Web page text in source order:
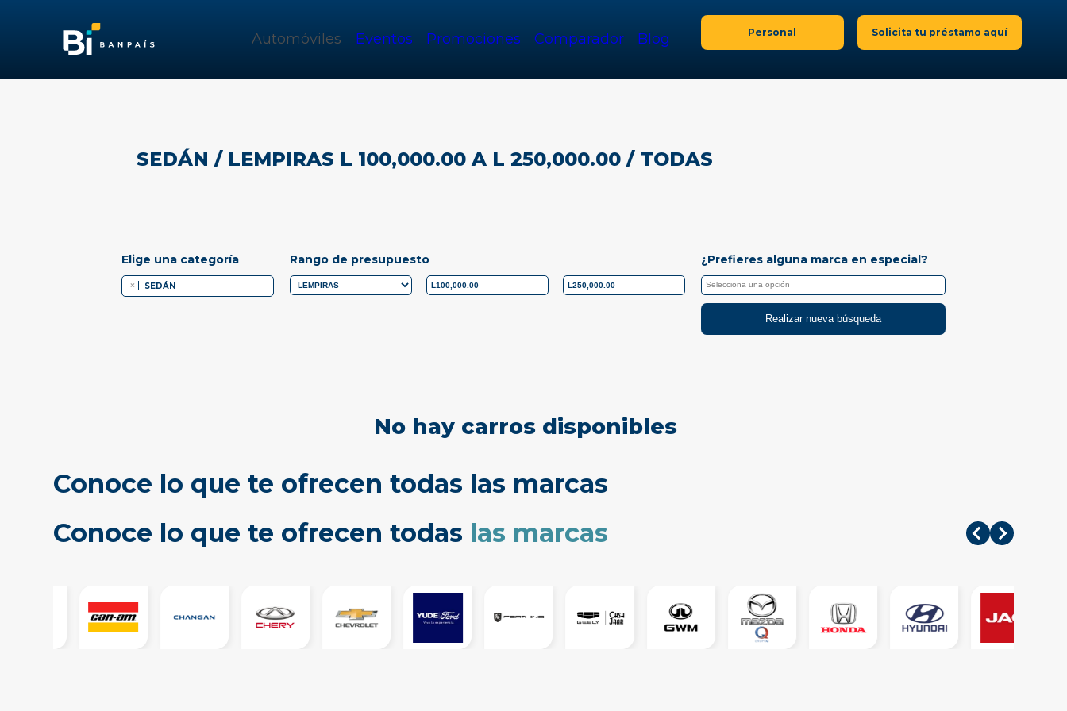
Automóviles Eventos Promociones Comparador Blog Personal Solicita tu préstamo aquí
SEDÁN / LEMPIRAS L 100,000.00 A L 250,000.00 / TODAS
Elige una categoría
× SEDÁN
Rango de presupuesto ¿Prefieres alguna marca en especial?
Realizar nueva búsqueda
No hay carros disponibles
Conoce lo que te ofrecen todas las marcas
Conoce lo que te ofrecen todas las marcas